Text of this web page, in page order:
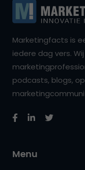
Marketingfacts is
iedere dag vers.
podcasts, blogs,
Menu